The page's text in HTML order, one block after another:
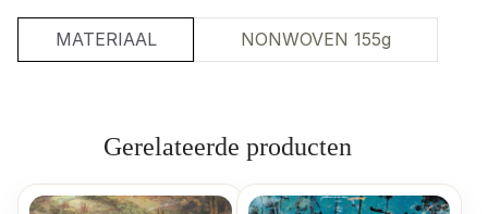
MATERIAAL NONWOVEN 155g
Gerelateerde producten